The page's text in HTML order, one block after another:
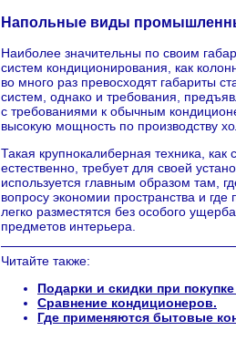
Напольные виды
Наиболее значительны по своим
систем кондиционирования, как
во много раз превосходят габариты
систем, однако и требования,
с требованиями к обычным
высокую мощность по производству
Такая крупнокалиберная техника, как
естественно, требует для своей
используется главным образом там,
вопросу экономии пространства и
легко разместятся без особого
предметов интерьера.
Читайте также:
Подарки и скидки при
Сравнение кондиционеров.
Где применяются бытовые